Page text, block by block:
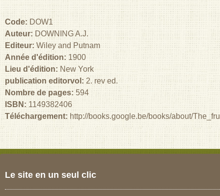
Code: DOW1
Auteur: DOWNING A.J.
Editeur: Wiley and Putnam
Année d'édition: 1900
Lieu d'édition: New York
publication editorvol: 2. rev ed.
Nombre de pages: 594
ISBN: 1149382406
Téléchargement: http://books.google.be/books/about/
Le site en un seul clic